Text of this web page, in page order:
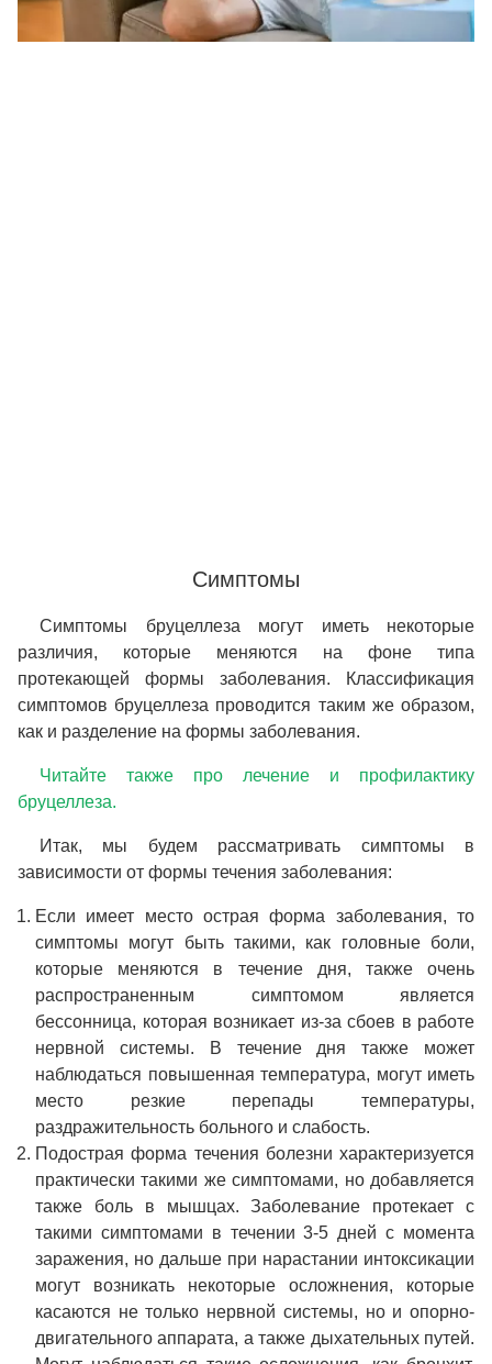
Симптомы
Симптомы бруцеллеза могут иметь некоторые
различия, которые меняются на фоне типа
протекающей формы заболевания. Классификация
симптомов бруцеллеза проводится таким же образом,
как и разделение на формы заболевания.
Читайте также про лечение и профилактику
бруцеллеза.
Итак, мы будем рассматривать симптомы в
зависимости от формы течения заболевания:
Если имеет место острая форма заболевания, то
симптомы могут быть такими, как головные боли,
которые меняются в течение дня, также очень
распространенным симптомом является
бессонница, которая возникает из-за сбоев в работе
нервной системы. В течение дня также может
наблюдаться повышенная температура, могут иметь
место резкие перепады температуры,
раздражительность больного и слабость.
Подострая форма течения болезни характеризуется
практически такими же симптомами, но добавляется
также боль в мышцах. Заболевание протекает с
такими симптомами в течении 3-5 дней с момента
заражения, но дальше при нарастании интоксикации
могут возникать некоторые осложнения, которые
касаются не только нервной системы, но и опорно-
двигательного аппарата, а также дыхательных путей.